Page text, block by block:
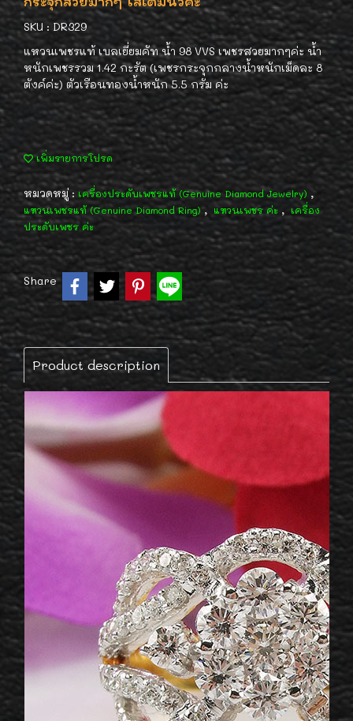
SKU : DR329
แหวนเพชรแท้ เบลเยี่ยมคัท น้ำ 98 VVS เพชรสวยมากๆค่ะ น้ำ
หนักเพชรรวม 1.42 กะรัต (เพชรกระจุกกลางน้ำหนักเม็ดละ 8
ตังค์ค่ะ) ตัวเรือนทองน้ำหนัก 5.5 กรัม ค่ะ
เพิ่มรายการโปรด
หมวดหมู่ : เครื่องประดับเพชรแท้ (Genuine Diamond Jewelry) ,
แหวนเพชรแท้ (Genuine Diamond Ring) , แหวนเพชร ค่ะ , เครื่อง
ประดับเพชร ค่ะ
Share
Product description